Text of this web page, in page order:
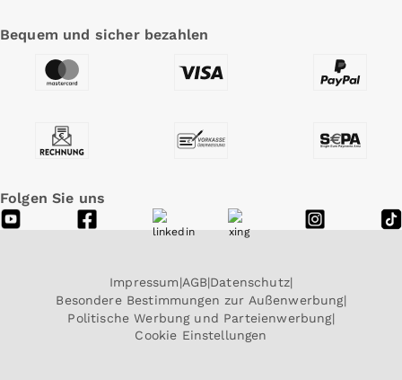
Bequem und sicher bezahlen
Folgen Sie uns
Impressum AGB Datenschutz
Besondere Bestimmungen zur Außenwerbung
Politische Werbung und Parteienwerbung
Cookie Einstellungen